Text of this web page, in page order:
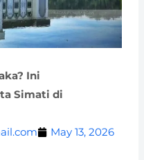
Ini
Simati di
May 13, 2026